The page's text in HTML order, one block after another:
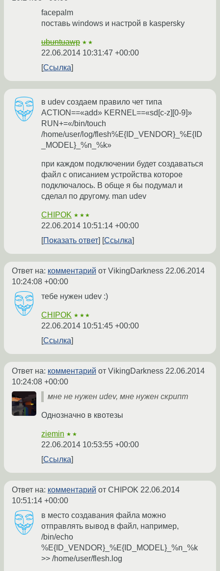
facepalm
поставь windows и настрой в kaspersky
ubuntuawp ★★
22.06.2014 10:31:47 +00:00
Ссылка
в udev создаем правило чет типа
ACTION==«add» KERNEL==«sd[c-z][0-9]»
RUN+=«/bin/touch
/home/user/log/flesh%E{ID_VENDOR}_%E{ID
_MODEL}_%n_%k»
при каждом подключении будет создаваться
файл с описанием устройства которое
подключалось. В обще я бы подумал и
сделал по другому. man udev
CHIPOK ★★★
22.06.2014 10:51:14 +00:00
Показать ответ
Ссылка
Ответ на: комментарий от VikingDarkness 22.06.2014
10:24:08 +00:00
тебе нужен udev :)
CHIPOK ★★★
22.06.2014 10:51:45 +00:00
Ссылка
Ответ на: комментарий от VikingDarkness 22.06.2014
10:24:08 +00:00
мне не нужен udev, мне нужен скрипт
Однозначно в квотезы
ziemin ★★
22.06.2014 10:53:55 +00:00
Ссылка
Ответ на: комментарий от CHIPOK 22.06.2014
10:51:14 +00:00
в место создавания файла можно
отправлять вывод в файл, например,
/bin/echo
%E{ID_VENDOR}_%E{ID_MODEL}_%n_%k
>> /home/user/flesh.log